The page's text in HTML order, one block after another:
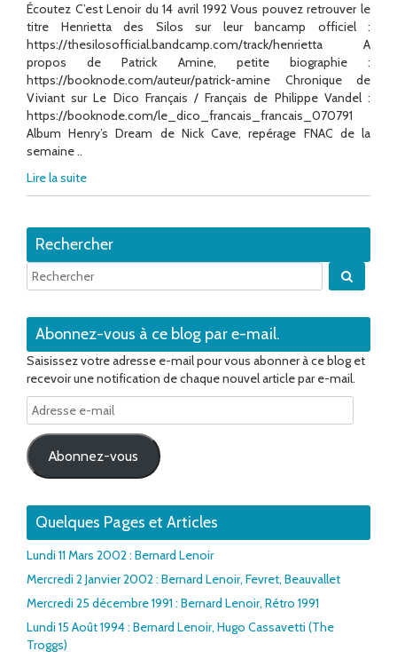
Écoutez C’est Lenoir du 14 avril 1992 Vous pouvez retrouver le
titre Henrietta des Silos sur leur bancamp officiel :
https://thesilosofficial.bandcamp.com/track/henrietta A
propos de Patrick Amine, petite biographie :
https://booknode.com/auteur/patrick-amine Chronique de
Viviant sur Le Dico Français / Français de Philippe Vandel :
https://booknode.com/le_dico_francais_francais_070791
Album Henry’s Dream de Nick Cave, repérage FNAC de la
semaine ..
Lire la suite
Rechercher
Abonnez-vous à ce blog par e-mail.
Saisissez votre adresse e-mail pour vous abonner à ce blog et
recevoir une notification de chaque nouvel article par e-mail.
Adresse
e-
mail
Abonnez-vous
Quelques Pages et Articles
Lundi 11 Mars 2002 : Bernard Lenoir
Mercredi 2 Janvier 2002 : Bernard Lenoir, Fevret, Beauvallet
Mercredi 25 décembre 1991 : Bernard Lenoir, Rétro 1991
Lundi 15 Août 1994 : Bernard Lenoir, Hugo Cassavetti (The
Troggs)